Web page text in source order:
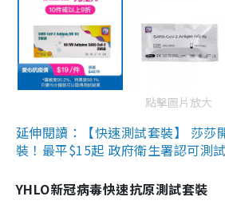
點擊圖片放大
延伸閱讀：【快速測試套裝】 莎莎
裝！最平$15起 政府衛生署認可測
YHLO新冠病毒快速抗原測試套裝